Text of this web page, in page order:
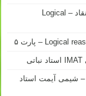
نمونه سوالات آیمت ایتالیا – استدلال و منطق – تفکر نقاد – Logical
آیمت ایتالیا – پاسخ سوال ۲۴۳ فصل ۲ جزوه N-Chem – شیمی آیمت استاد